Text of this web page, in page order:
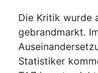
Die Kritik wurde
gebrandmarkt.
Statistiker